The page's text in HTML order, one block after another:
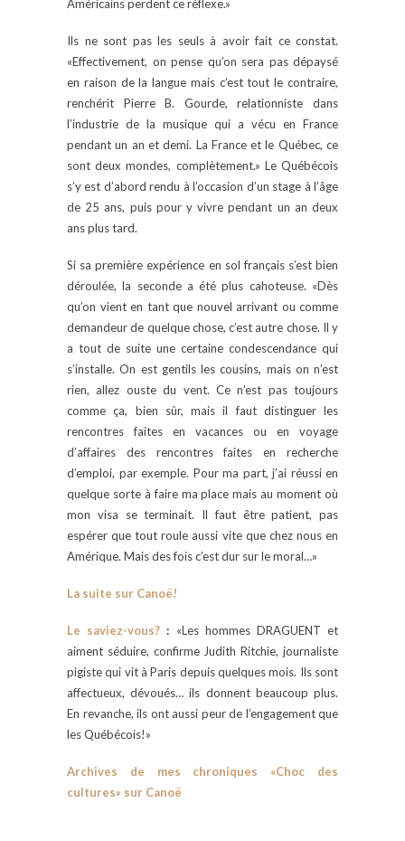
Américains perdent ce réflexe.»
Ils ne sont pas les seuls à avoir fait ce constat.
«Effectivement, on pense qu’on sera pas dépaysé
en raison de la langue mais c’est tout le contraire,
renchérit Pierre B. Gourde, relationniste dans
l’industrie de la musique qui a vécu en France
pendant un an et demi. La France et le Québec, ce
sont deux mondes, complètement.» Le Québécois
s’y est d’abord rendu à l’occasion d’un stage à l’âge
de 25 ans, puis pour y vivre pendant un an deux
ans plus tard.
Si sa première expérience en sol français s’est bien
déroulée, la seconde a été plus cahoteuse. «Dès
qu’on vient en tant que nouvel arrivant ou comme
demandeur de quelque chose, c’est autre chose. Il y
a tout de suite une certaine condescendance qui
s’installe. On est gentils les cousins, mais on n’est
rien, allez ouste du vent. Ce n’est pas toujours
comme ça, bien sûr, mais il faut distinguer les
rencontres faites en vacances ou en voyage
d’affaires des rencontres faites en recherche
d’emploi, par exemple. Pour ma part, j’ai réussi en
quelque sorte à faire ma place mais au moment où
mon visa se terminait. Il faut être patient, pas
espérer que tout roule aussi vite que chez nous en
Amérique. Mais des fois c’est dur sur le moral…»
La suite sur Canoë!
Le saviez-vous? : «Les hommes DRAGUENT et
aiment séduire, confirme Judith Ritchie, journaliste
pigiste qui vit à Paris depuis quelques mois. Ils sont
affectueux, dévoués… ils donnent beaucoup plus.
En revanche, ils ont aussi peur de l’engagement que
les Québécois!»
Archives de mes chroniques «Choc des
cultures» sur Canoë